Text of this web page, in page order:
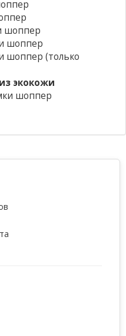
шоппер
шоппер
шоппер (только
из экокожи
шоппер